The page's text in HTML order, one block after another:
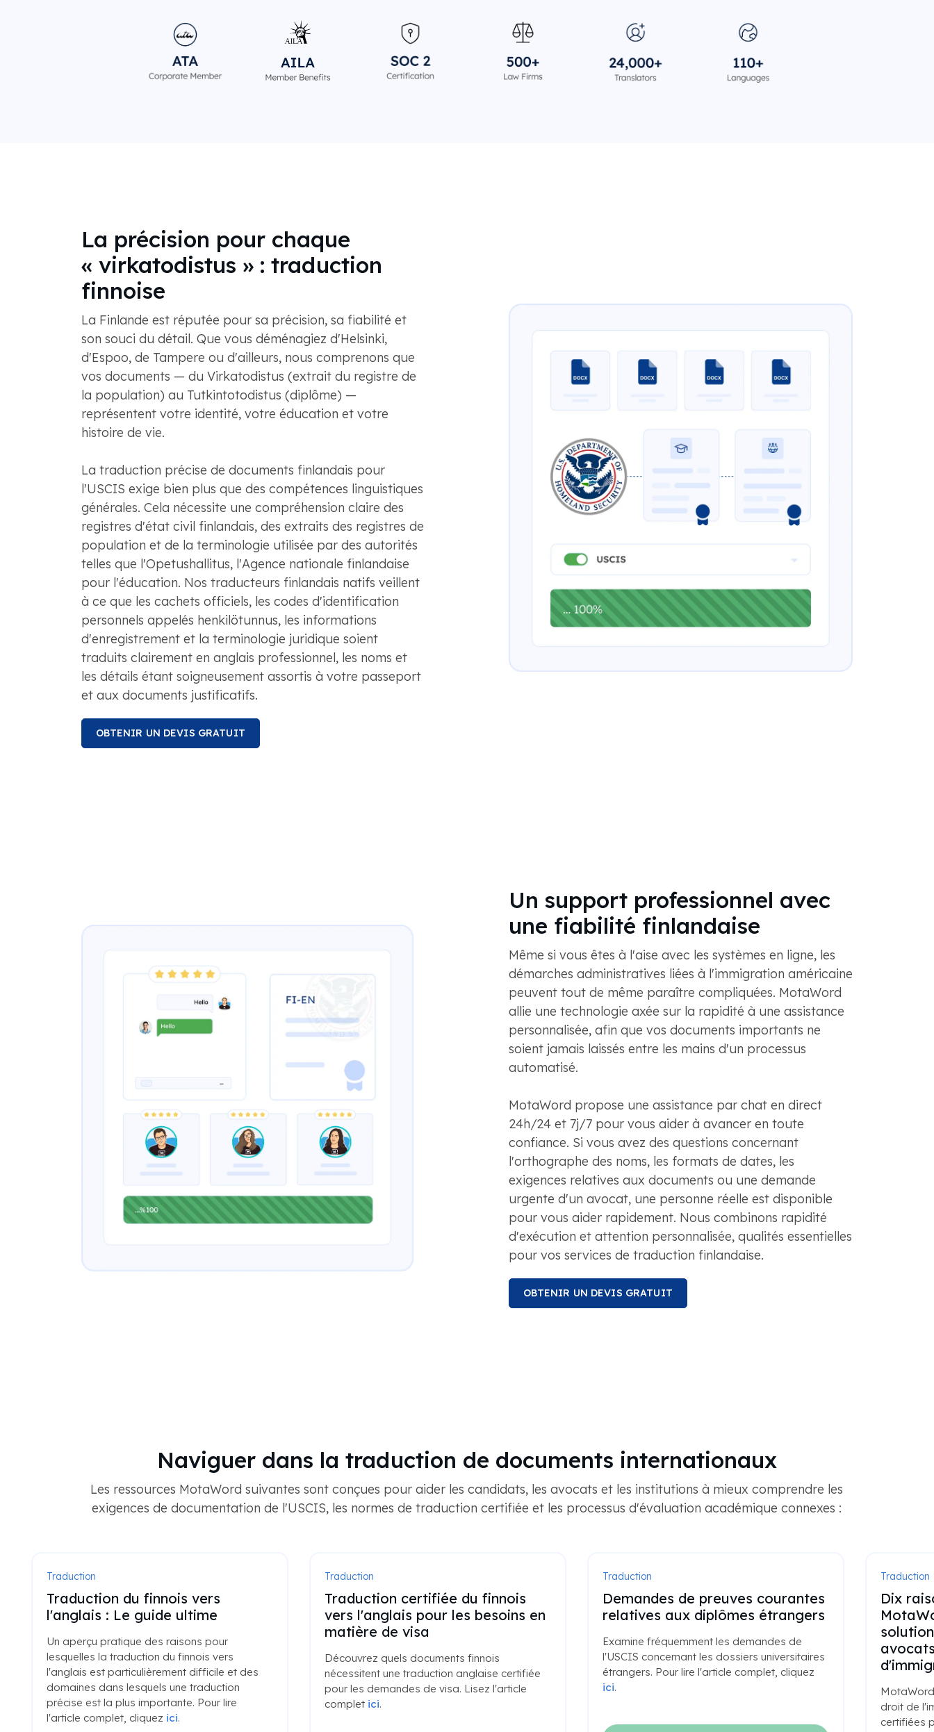
La précision pour chaque
« virkatodistus » : traduction
finnoise
La Finlande est réputée pour sa précision, sa fiabilité et
son souci du détail. Que vous déménagiez d'Helsinki,
d'Espoo, de Tampere ou d'ailleurs, nous comprenons que
vos documents — du Virkatodistus (extrait du registre de
la population) au Tutkintotodistus (diplôme) —
représentent votre identité, votre éducation et votre
histoire de vie.
La traduction précise de documents finlandais pour
l'USCIS exige bien plus que des compétences linguistiques
générales. Cela nécessite une compréhension claire des
registres d'état civil finlandais, des extraits des registres de
population et de la terminologie utilisée par des autorités
telles que l'Opetushallitus, l'Agence nationale finlandaise
pour l'éducation. Nos traducteurs finlandais natifs veillent
à ce que les cachets officiels, les codes d'identification
personnels appelés henkilötunnus, les informations
d'enregistrement et la terminologie juridique soient
traduits clairement en anglais professionnel, les noms et
les détails étant soigneusement assortis à votre passeport
et aux documents justificatifs.
OBTENIR UN DEVIS GRATUIT
Un support professionnel avec
une fiabilité finlandaise
Même si vous êtes à l'aise avec les systèmes en ligne, les
démarches administratives liées à l'immigration américaine
peuvent tout de même paraître compliquées. MotaWord
allie une technologie axée sur la rapidité à une assistance
personnalisée, afin que vos documents importants ne
soient jamais laissés entre les mains d'un processus
automatisé.
MotaWord propose une assistance par chat en direct
24h/24 et 7j/7 pour vous aider à avancer en toute
confiance. Si vous avez des questions concernant
l'orthographe des noms, les formats de dates, les
exigences relatives aux documents ou une demande
urgente d'un avocat, une personne réelle est disponible
pour vous aider rapidement. Nous combinons rapidité
d'exécution et attention personnalisée, qualités essentielles
pour vos services de traduction finlandaise.
OBTENIR UN DEVIS GRATUIT
Naviguer dans la traduction de documents internationaux
Les ressources MotaWord suivantes sont conçues pour aider les candidats, les avocats et les institutions à mieux comprendre les
exigences de documentation de l'USCIS, les normes de traduction certifiée et les processus d'évaluation académique connexes :
Traduction
Traduction certifiée du finnois
vers l'anglais pour les besoins en
Découvrez quels documents finnois
nécessitent une traduction anglaise certifiée
pour les demandes de visa. Lisez l'article
completici
Traduction
Demandes de preuves courantes
relatives aux diplômes étrangers
l'USCIS concernant les dossiers universitaires
étrangers. Pour lire l'article complet, cliquez
ici.
Traduction
Dix raisons pour lesquelles
MotaWord est la meilleure
avocats spécialisés en droit
d'immigration
MotaWord aide les avocats spécialisés en
certifiées par l'USCIS plus rapidement et de
Traduction
avez-
Qu'est-
différent
traduction
par une
Pour lire